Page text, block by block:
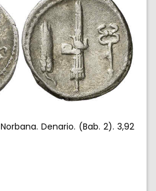
Denario. (Bab. 2). 3,92